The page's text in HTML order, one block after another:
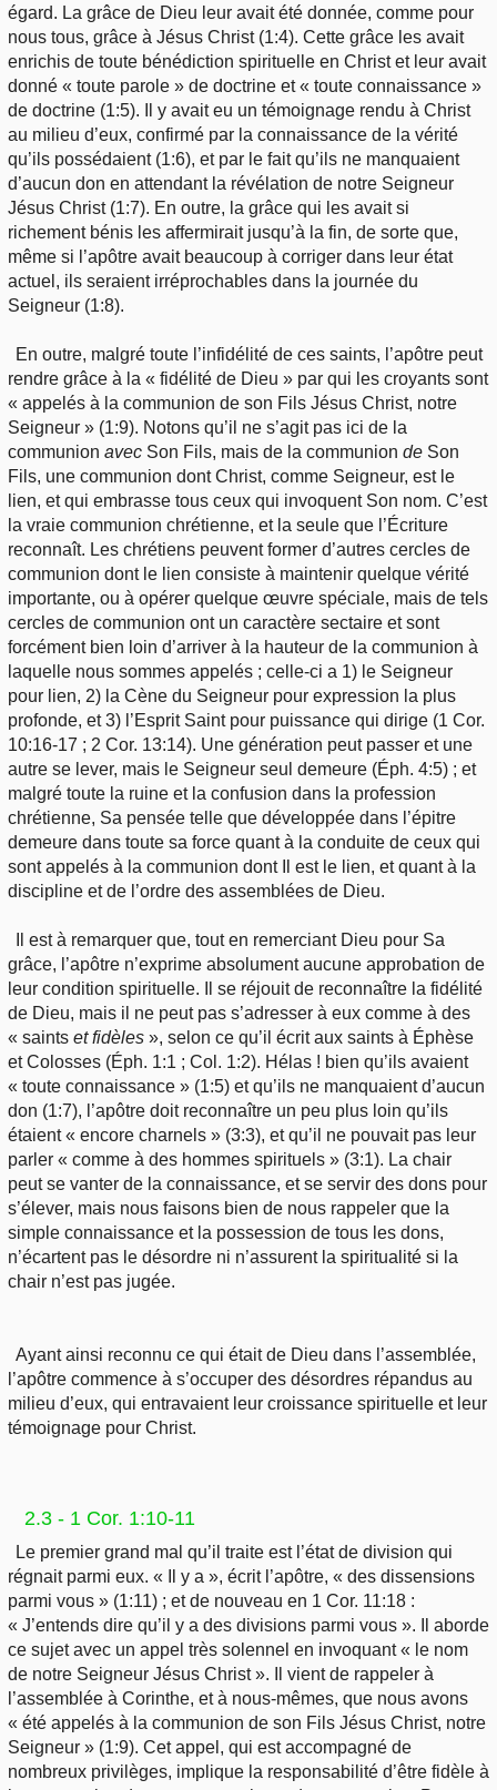
égard. La grâce de Dieu leur avait été donnée, comme pour
nous tous, grâce à Jésus Christ (1:4). Cette grâce les avait
enrichis de toute bénédiction spirituelle en Christ et leur avait
donné « toute parole » de doctrine et « toute connaissance »
de doctrine (1:5). Il y avait eu un témoignage rendu à Christ
au milieu d’eux, confirmé par la connaissance de la vérité
qu’ils possédaient (1:6), et par le fait qu’ils ne manquaient
d’aucun don en attendant la révélation de notre Seigneur
Jésus Christ (1:7). En outre, la grâce qui les avait si
richement bénis les affermirait jusqu’à la fin, de sorte que,
même si l’apôtre avait beaucoup à corriger dans leur état
actuel, ils seraient irréprochables dans la journée du
Seigneur (1:8).
En outre, malgré toute l’infidélité de ces saints, l’apôtre peut
rendre grâce à la « fidélité de Dieu » par qui les croyants sont
« appelés à la communion de son Fils Jésus Christ, notre
Seigneur » (1:9). Notons qu’il ne s’agit pas ici de la
communion avec Son Fils, mais de la communion de Son
Fils, une communion dont Christ, comme Seigneur, est le
lien, et qui embrasse tous ceux qui invoquent Son nom. C’est
la vraie communion chrétienne, et la seule que l’Écriture
reconnaît. Les chrétiens peuvent former d’autres cercles de
communion dont le lien consiste à maintenir quelque vérité
importante, ou à opérer quelque œuvre spéciale, mais de tels
cercles de communion ont un caractère sectaire et sont
forcément bien loin d’arriver à la hauteur de la communion à
laquelle nous sommes appelés ; celle-ci a 1) le Seigneur
pour lien, 2) la Cène du Seigneur pour expression la plus
profonde, et 3) l’Esprit Saint pour puissance qui dirige (1 Cor.
10:16-17 ; 2 Cor. 13:14). Une génération peut passer et une
autre se lever, mais le Seigneur seul demeure (Éph. 4:5) ; et
malgré toute la ruine et la confusion dans la profession
chrétienne, Sa pensée telle que développée dans l’épitre
demeure dans toute sa force quant à la conduite de ceux qui
sont appelés à la communion dont Il est le lien, et quant à la
discipline et de l’ordre des assemblées de Dieu.
Il est à remarquer que, tout en remerciant Dieu pour Sa
grâce, l’apôtre n’exprime absolument aucune approbation de
leur condition spirituelle. Il se réjouit de reconnaître la fidélité
de Dieu, mais il ne peut pas s’adresser à eux comme à des
« saints et fidèles », selon ce qu’il écrit aux saints à Éphèse
et Colosses (Éph. 1:1 ; Col. 1:2). Hélas ! bien qu’ils avaient
« toute connaissance » (1:5) et qu’ils ne manquaient d’aucun
don (1:7), l’apôtre doit reconnaître un peu plus loin qu’ils
étaient « encore charnels » (3:3), et qu’il ne pouvait pas leur
parler « comme à des hommes spirituels » (3:1). La chair
peut se vanter de la connaissance, et se servir des dons pour
s’élever, mais nous faisons bien de nous rappeler que la
simple connaissance et la possession de tous les dons,
n’écartent pas le désordre ni n’assurent la spiritualité si la
chair n’est pas jugée.
Ayant ainsi reconnu ce qui était de Dieu dans l’assemblée,
l’apôtre commence à s’occuper des désordres répandus au
milieu d’eux, qui entravaient leur croissance spirituelle et leur
témoignage pour Christ.
2.3 - 1 Cor. 1:10-11
Le premier grand mal qu’il traite est l’état de division qui
régnait parmi eux. « Il y a », écrit l’apôtre, « des dissensions
parmi vous » (1:11) ; et de nouveau en 1 Cor. 11:18 :
« J’entends dire qu’il y a des divisions parmi vous ». Il aborde
ce sujet avec un appel très solennel en invoquant « le nom
de notre Seigneur Jésus Christ ». Il vient de rappeler à
l’assemblée à Corinthe, et à nous-mêmes, que nous avons
« été appelés à la communion de son Fils Jésus Christ, notre
Seigneur » (1:9). Cet appel, qui est accompagné de
nombreux privilèges, implique la responsabilité d’être fidèle à